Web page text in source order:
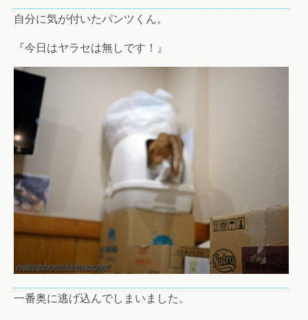
自分に気が付いたパンツくん。
『今日はヤラセは無しです！』
一番奥に逃げ込んでしまいました。